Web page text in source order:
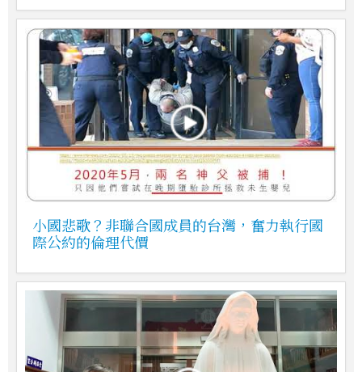
小國悲歌？非聯合國成員的台灣，奮力執行國
際公約的倫理代價